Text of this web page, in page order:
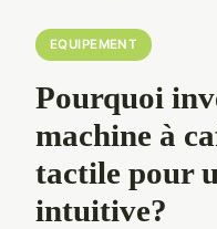
EQUIPEMENT
Pourquoi
machine à
tactile pour
intuitive?